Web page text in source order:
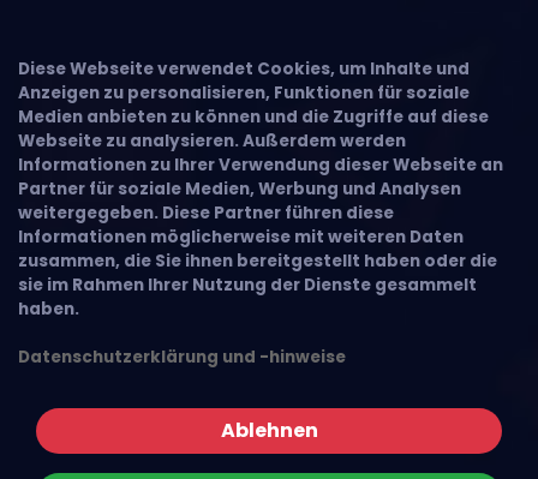
Diese Webseite verwendet Cookies, um Inhalte und
Anzeigen zu personalisieren, Funktionen für soziale
Medien anbieten zu können und die Zugriffe auf diese
Webseite zu analysieren. Außerdem werden
Informationen zu Ihrer Verwendung dieser Webseite an
Partner für soziale Medien, Werbung und Analysen
weitergegeben. Diese Partner führen diese
Informationen möglicherweise mit weiteren Daten
zusammen, die Sie ihnen bereitgestellt haben oder die
sie im Rahmen Ihrer Nutzung der Dienste gesammelt
haben.
Datenschutzerklärung und -hinweise
Ablehnen